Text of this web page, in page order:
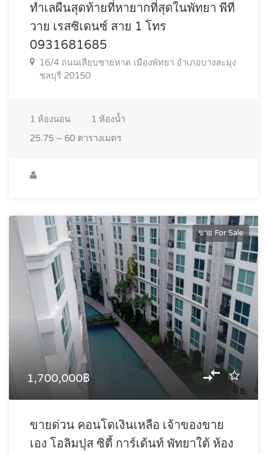
ทำเลผืนสุดท้ายที่หายากที่สุดในพัทยา พีที
วาย เรสซิเดนซ์ สาย 1 โทร
0931681685
16/4 ถนนเลียบชายหาด เมืองพัทยา อำเภอบางละมุง
ชลบุรี 20150
1 ห้องนอน 1 ห้องน้ำ
25.75 – 60 ตารางเมตร
ขาย For Sale
1,700,000฿
ขายด่วน คอนโดเงินเหลือ เจ้าของขาย
เอง โอลิมปุส ซิตี้ การ์เด้นท์ พัทยาใต้ ห้อง